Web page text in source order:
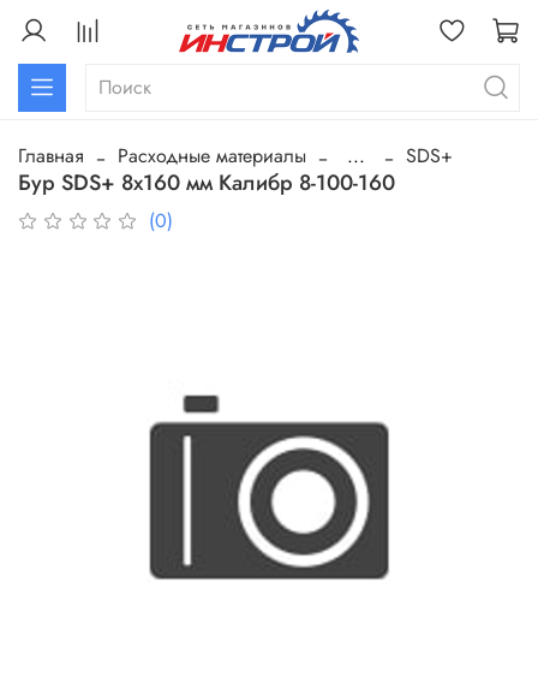
Главная Расходные материалы ... SDS+
Бур SDS+ 8х160 мм Калибр 8-100-160
(0)